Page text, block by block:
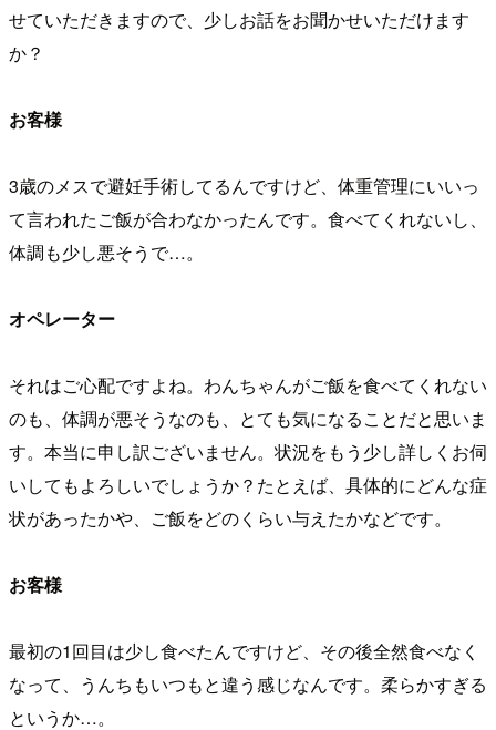
せていただきますので、少しお話をお聞かせいただけます
か？
お客様
3歳のメスで避妊手術してるんですけど、体重管理にいいっ
て言われたご飯が合わなかったんです。食べてくれないし、
体調も少し悪そうで…。
オペレーター
それはご心配ですよね。わんちゃんがご飯を食べてくれない
のも、体調が悪そうなのも、とても気になることだと思いま
す。本当に申し訳ございません。状況をもう少し詳しくお伺
いしてもよろしいでしょうか？たとえば、具体的にどんな症
状があったかや、ご飯をどのくらい与えたかなどです。
お客様
最初の1回目は少し食べたんですけど、その後全然食べなく
なって、うんちもいつもと違う感じなんです。柔らかすぎる
というか…。